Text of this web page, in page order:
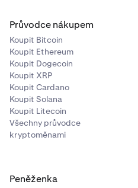
Průvodce nákupem
Koupit Bitcoin
Koupit Ethereum
Koupit Dogecoin
Koupit XRP
Koupit Cardano
Koupit Solana
Koupit Litecoin
Všechny průvodce
kryptoměnami
Peněženka